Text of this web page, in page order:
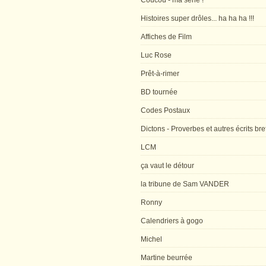
Histoires super drôles... ha ha ha !!!
Affiches de Film
Luc Rose
Prêt-à-rimer
BD tournée
Codes Postaux
Dictons - Proverbes et autres écrits
LCM
ça vaut le détour
la tribune de Sam VANDER
Ronny
Calendriers à gogo
Michel
Martine beurrée